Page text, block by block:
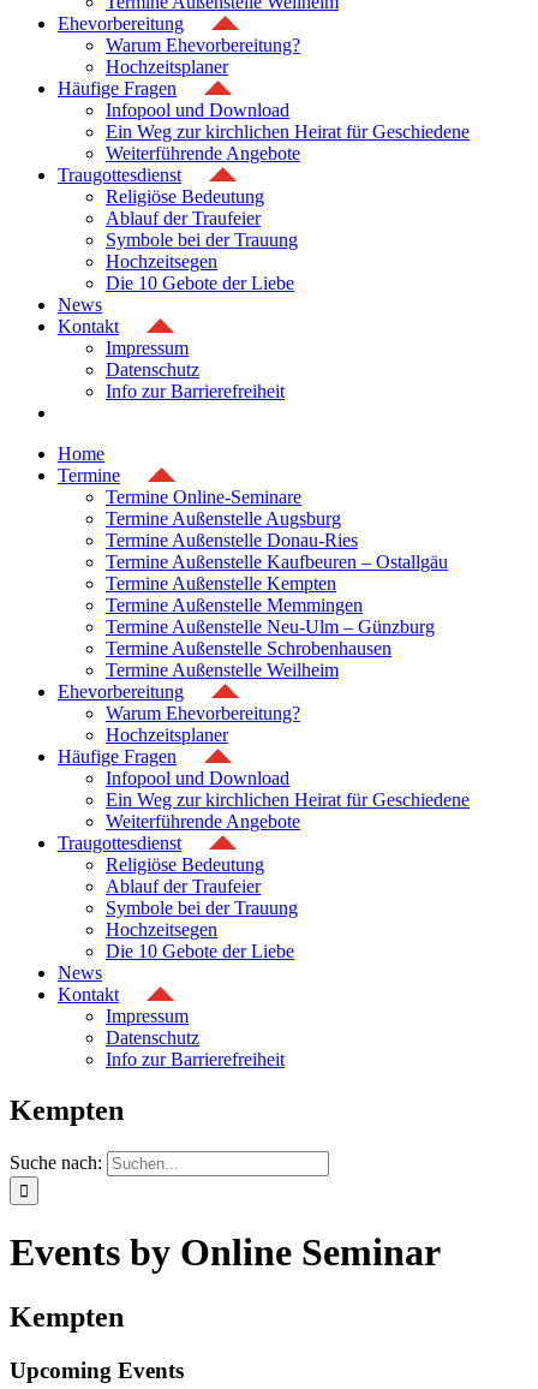
Ehevorbereitung
Warum Ehevorbereitung?
Hochzeitsplaner
Häufige Fragen
Infopool und Download
Ein Weg zur kirchlichen Heirat für Geschiedene
Weiterführende Angebote
Traugottesdienst
Religiöse Bedeutung
Ablauf der Traufeier
Symbole bei der Trauung
Hochzeitsegen
Die 10 Gebote der Liebe
News
Kontakt
Impressum
Datenschutz
Info zur Barrierefreiheit
Home
Termine
Termine Online-Seminare
Termine Außenstelle Augsburg
Termine Außenstelle Donau-Ries
Termine Außenstelle Kaufbeuren – Ostallgäu
Termine Außenstelle Kempten
Termine Außenstelle Memmingen
Termine Außenstelle Neu-Ulm – Günzburg
Termine Außenstelle Schrobenhausen
Termine Außenstelle Weilheim
Ehevorbereitung
Warum Ehevorbereitung?
Hochzeitsplaner
Häufige Fragen
Infopool und Download
Ein Weg zur kirchlichen Heirat für Geschiedene
Weiterführende Angebote
Traugottesdienst
Religiöse Bedeutung
Ablauf der Traufeier
Symbole bei der Trauung
Hochzeitsegen
Die 10 Gebote der Liebe
News
Kontakt
Impressum
Datenschutz
Info zur Barrierefreiheit
Kempten
Suche nach:
Events by Online Seminar
Kempten
Upcoming Events